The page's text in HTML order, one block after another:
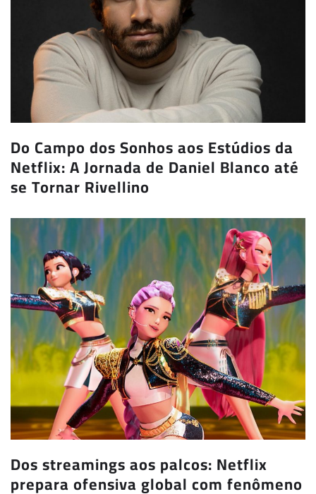
Do Campo dos Sonhos aos Estúdios da
Netflix: A Jornada de Daniel Blanco até
se Tornar Rivellino
Dos streamings aos palcos: Netflix
prepara ofensiva global com fenômeno